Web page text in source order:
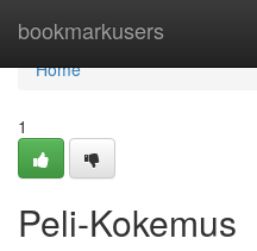
bookmarkusers
Home
Home
1
Peli-Kokemus